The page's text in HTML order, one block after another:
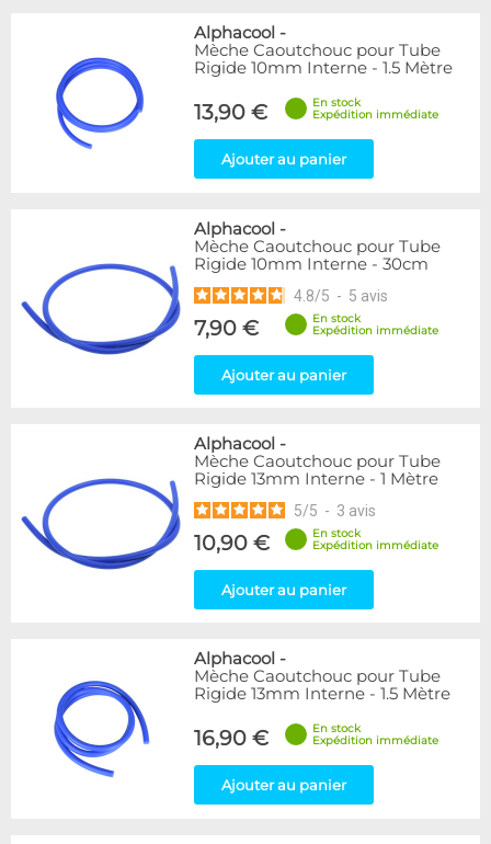
Alphacool -
Mèche Caoutchouc pour Tube
Rigide 10mm Interne - 1.5 Mètre
13,90 €
En stock
Expédition immédiate
Ajouter au panier
Alphacool -
Mèche Caoutchouc pour Tube
Rigide 10mm Interne - 30cm
4.8/5 - 5 avis
7,90 €
En stock
Expédition immédiate
Ajouter au panier
Alphacool -
Mèche Caoutchouc pour Tube
Rigide 13mm Interne - 1 Mètre
5/5 - 3 avis
10,90 €
En stock
Expédition immédiate
Ajouter au panier
Alphacool -
Mèche Caoutchouc pour Tube
Rigide 13mm Interne - 1.5 Mètre
16,90 €
En stock
Expédition immédiate
Ajouter au panier